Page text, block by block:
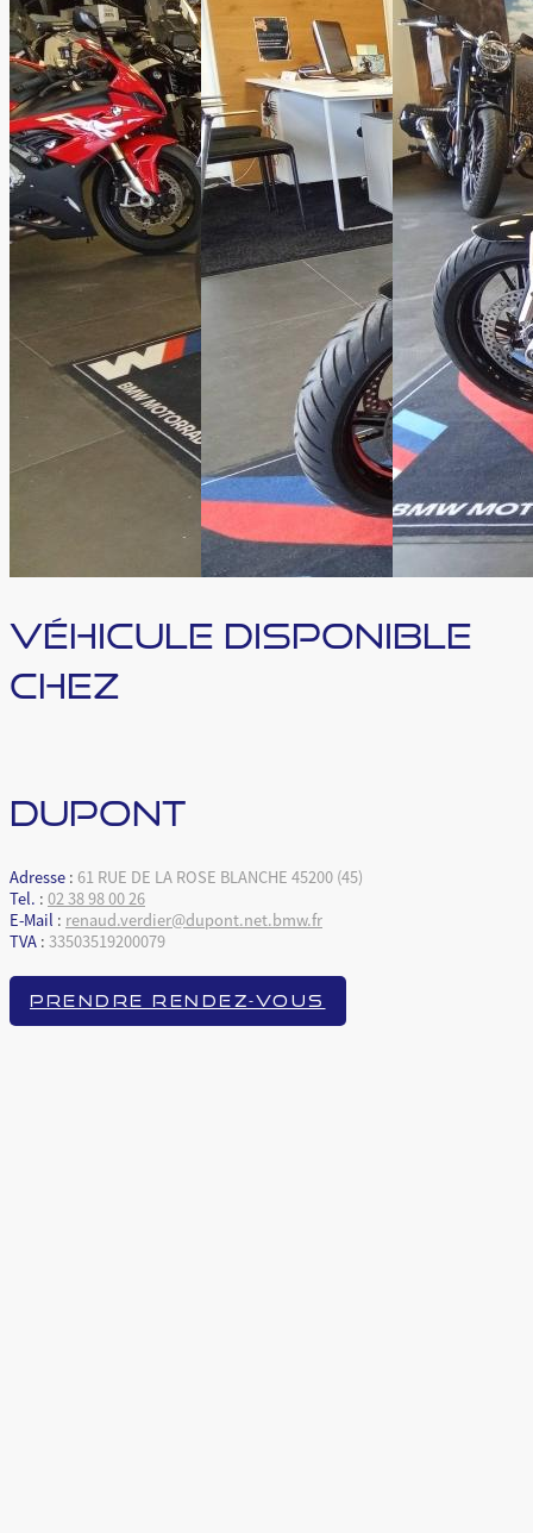
VÉHICULE DISPONIBLE
CHEZ
DUPONT
Adresse : 61 RUE DE LA ROSE BLANCHE 45200 (45)
Tel. : 02 38 98 00 26
E-Mail : renaud.verdier@dupont.net.bmw.fr
TVA : 33503519200079
PRENDRE RENDEZ-VOUS